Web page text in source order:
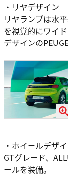
・リヤデザイン
リヤランプは水
を視覚的にワイ
デザインの
・ホイールデザ
GTグレード、
ールを装備。